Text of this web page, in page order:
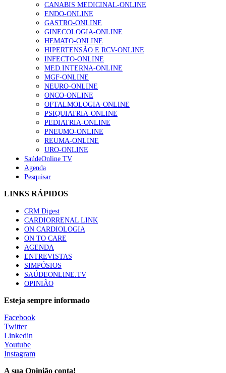
CANABIS MEDICINAL-ONLINE
ENDO-ONLINE
GASTRO-ONLINE
GINECOLOGIA-ONLINE
HEMATO-ONLINE
HIPERTENSÃO E RCV-ONLINE
INFECTO-ONLINE
MED.INTERNA-ONLINE
MGF-ONLINE
NEURO-ONLINE
ONCO-ONLINE
OFTALMOLOGIA-ONLINE
PSIQUIATRIA-ONLINE
PEDIATRIA-ONLINE
PNEUMO-ONLINE
REUMA-ONLINE
URO-ONLINE
SaúdeOnline TV
Agenda
Pesquisar
LINKS RÁPIDOS
CRM Digest
CARDIORRENAL LINK
ON CARDIOLOGIA
ON TO CARE
AGENDA
ENTREVISTAS
SIMPÓSIOS
SAÚDEONLINE.TV
OPINIÃO
Esteja sempre informado
Facebook
Twitter
Linkedin
Youtube
Instagram
A sua Opinião conta!